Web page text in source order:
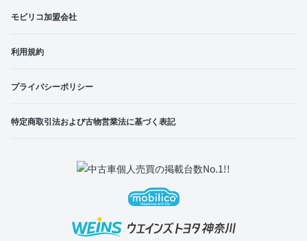
モビリコ加盟会社
利用規約
プライバシーポリシー
特定商取引法および古物営業法に基づく表記